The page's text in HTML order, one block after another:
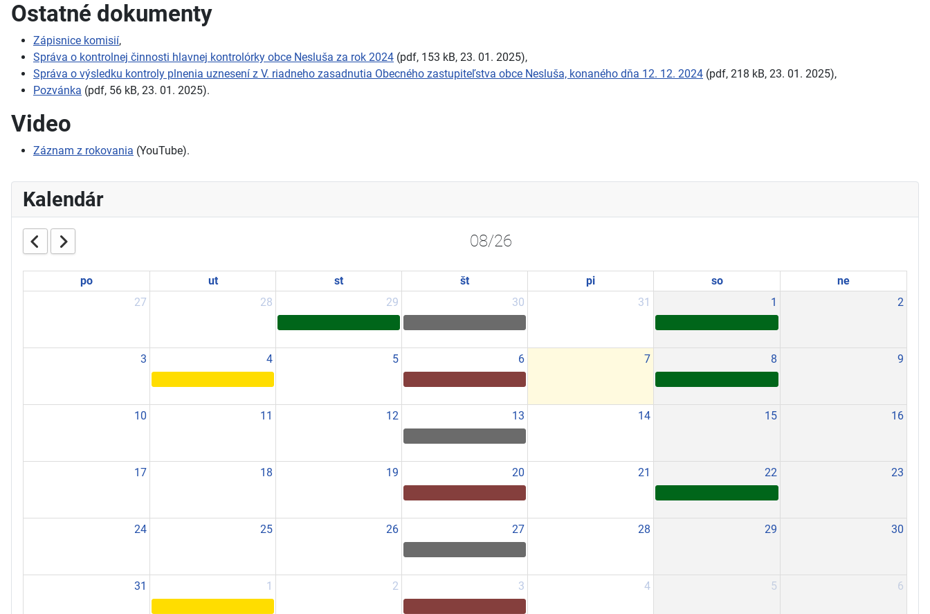
Ostatné dokumenty
Zápisnice komisií,
Správa o kontrolnej činnosti hlavnej kontrolórky obce Nesluša za rok 2024 (pdf, 153 kB, 23. 01. 2025),
Správa o výsledku kontroly plnenia uznesení z V. riadneho zasadnutia Obecného zastupiteľstva obce Nesluša, konaného dňa 12. 12. 2024 (pdf, 218 kB, 23. 01. 2025),
Pozvánka (pdf, 56 kB, 23. 01. 2025).
Video
Záznam z rokovania (YouTube).
Kalendár
08/26
po ut st št pi so
ne
27
28 29 30 31 1 2
3 4 5 6 7 8 9
10 11 12 13 14 15 16
17 18 19 20 21 22 23
24 25 26 27 28 29 30
31 1 2 3 4 5 6